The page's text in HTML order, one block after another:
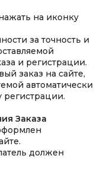
на иконку
за точность и
и регистрации.
заказ на сайте,
автоматически
регистрации.
Заказа
должен